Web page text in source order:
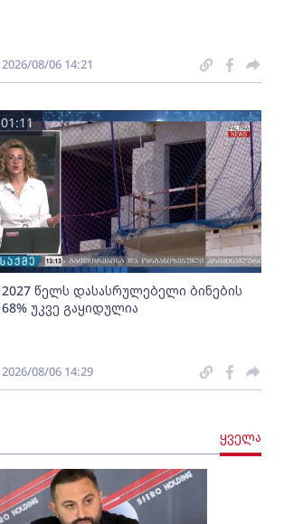
2026/08/06 14:21
2027 წელს დასასრულებელი ბინების
68% უკვე გაყიდულია
01:11
2026/08/06 14:29
ყველა